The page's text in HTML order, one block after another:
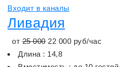
Входит в каналы
Ливадия
от25 000 22 000 руб/час
Длина : 14,8